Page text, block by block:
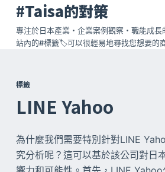
跳
至
主
容
#Taisa的對策
專注於日本產業・企業案例觀察・職能成長
站內的#標籤🏷️可以很輕易地尋找您想要的
標籤
LINE Yahoo
為什麼我們需要特別針對LINE
究分析呢？這可以基於該公司對日